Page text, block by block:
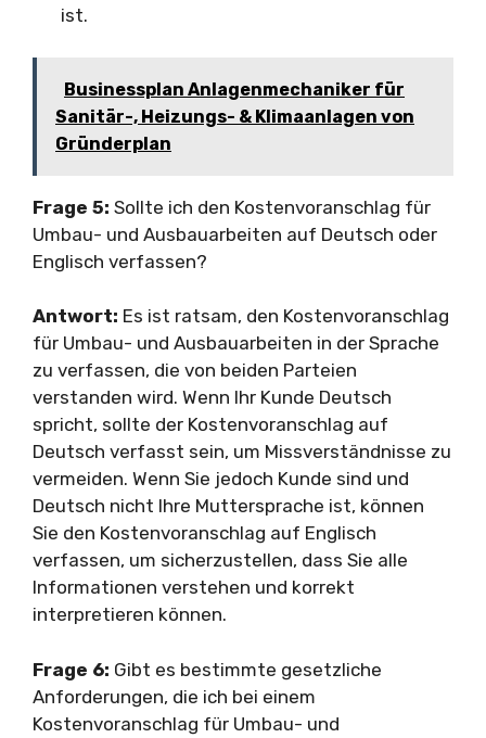
ist.
Businessplan Anlagenmechaniker für
Sanitär-, Heizungs- & Klimaanlagen von
Gründerplan
Frage 5: Sollte ich den Kostenvoranschlag für
Umbau- und Ausbauarbeiten auf Deutsch oder
Englisch verfassen?
Antwort: Es ist ratsam, den Kostenvoranschlag
für Umbau- und Ausbauarbeiten in der Sprache
zu verfassen, die von beiden Parteien
verstanden wird. Wenn Ihr Kunde Deutsch
spricht, sollte der Kostenvoranschlag auf
Deutsch verfasst sein, um Missverständnisse zu
vermeiden. Wenn Sie jedoch Kunde sind und
Deutsch nicht Ihre Muttersprache ist, können
Sie den Kostenvoranschlag auf Englisch
verfassen, um sicherzustellen, dass Sie alle
Informationen verstehen und korrekt
interpretieren können.
Frage 6: Gibt es bestimmte gesetzliche
Anforderungen, die ich bei einem
Kostenvoranschlag für Umbau- und